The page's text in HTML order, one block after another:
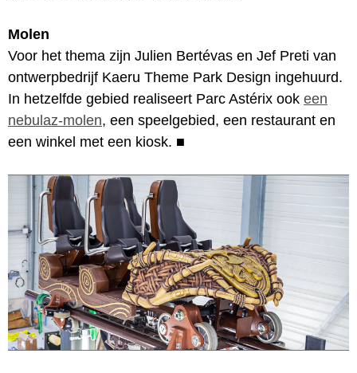
Molen
Voor het thema zijn Julien Bertévas en Jef Preti van
ontwerpbedrijf Kaeru Theme Park Design ingehuurd.
In hetzelfde gebied realiseert Parc Astérix ook een
nebulaz-molen, een speelgebied, een restaurant en
een winkel met een kiosk. ■